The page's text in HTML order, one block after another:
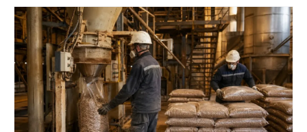
produkcji. Właściwa konstrukcja silosu, w tym jego pojemność
oraz system wentylacji, ma ogromny wpływ na jakość
składowanych pelletów. Wydajność linii pakującej będzie
bowiem zależna od regularności i szybkości dostarczania
surowców. Kluczowym elementem w tym współdziałaniu są
systemy wyciągu, które powinny skutecznie transportować
pellet z silosu do następnego etapu produkcji, minimalizując
jednocześnie utratę materiału i zapewniając odpowiedni
poziom ciśnienia.